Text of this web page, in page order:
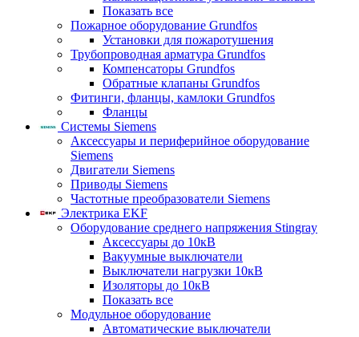
Показать все
Пожарное оборудование Grundfos
Установки для пожаротушения
Трубопроводная арматура Grundfos
Компенсаторы Grundfos
Обратные клапаны Grundfos
Фитинги, фланцы, камлоки Grundfos
Фланцы
Системы Siemens
Аксессуары и периферийное оборудование
Siemens
Двигатели Siemens
Приводы Siemens
Частотные преобразователи Siemens
Электрика EKF
Оборудование среднего напряжения Stingray
Аксессуары до 10кВ
Вакуумные выключатели
Выключатели нагрузки 10кВ
Изоляторы до 10кВ
Показать все
Модульное оборудование
Автоматические выключатели